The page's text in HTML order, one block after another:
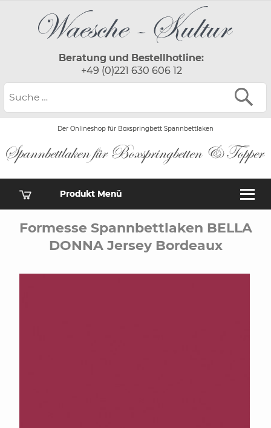
Beratung und Bestellhotline:
+49 (0)221 630 606 12
Der Onlineshop für Boxspringbett Spannbettlaken
Produkt Menü
Formesse Spannbettlaken BELLA
DONNA Jersey Bordeaux